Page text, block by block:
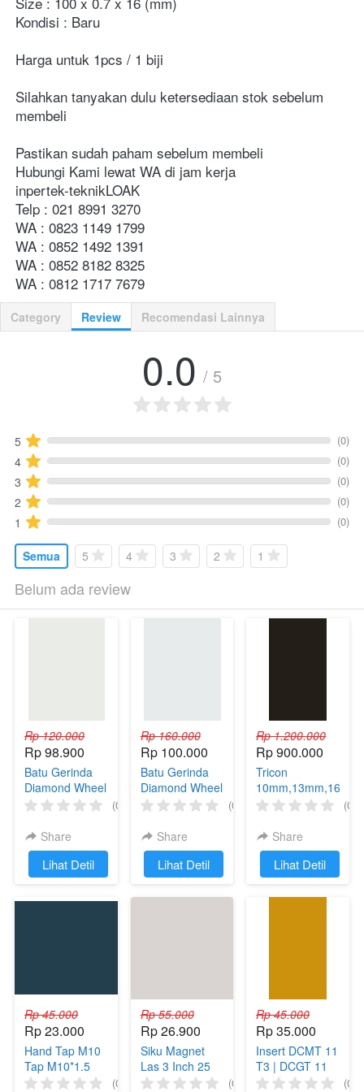
Kondisi : Baru
Harga untuk 1pcs / 1 biji
Silahkan tanyakan dulu ketersediaan stok sebelum
membeli
Pastikan sudah paham sebelum membeli
Hubungi Kami lewat WA di jam kerja
inpertek-teknikLOAK
Telp : 021 8991 3270
WA : 0823 1149 1799
WA : 0852 1492 1391
WA : 0852 8182 8325
WA : 0812 1717 7679
Category Review Recomendasi Lainnya
0.0 / 5
5 (0)
4 (0)
3 (0)
2 (0)
1 (0)
Semua 5 4 3 2 1
Belum ada review
Rp 120.000
Rp 98.900
Batu Gerinda
Diamond Wheel
Batu Asah
Grinding Wheel
(0)
Share
`Lihat Detil
Rp 160.000
Rp 100.000
Batu Gerinda
Diamond Wheel
Batu Asah
Grinding Wheel
150mm
(0)
Share
`Lihat Detil
Rp 1.200.000
Rp 900.000
Tricon
Mata Bor
(0)
Share
`Lihat Detil
Rp 45.000
Rp 23.000
Hand Tap M10
Tap M10*1.5
Tap M 10 Tap
(0)
Rp 55.000
Rp 26.900
Siku Magnet
Las 3 Inch 25
Lbs Kdk
(0)
Rp 45.000
Rp 35.000
Insert DCMT 11
T3 | DCGT 11
T3 | Mata Pisau
(0)